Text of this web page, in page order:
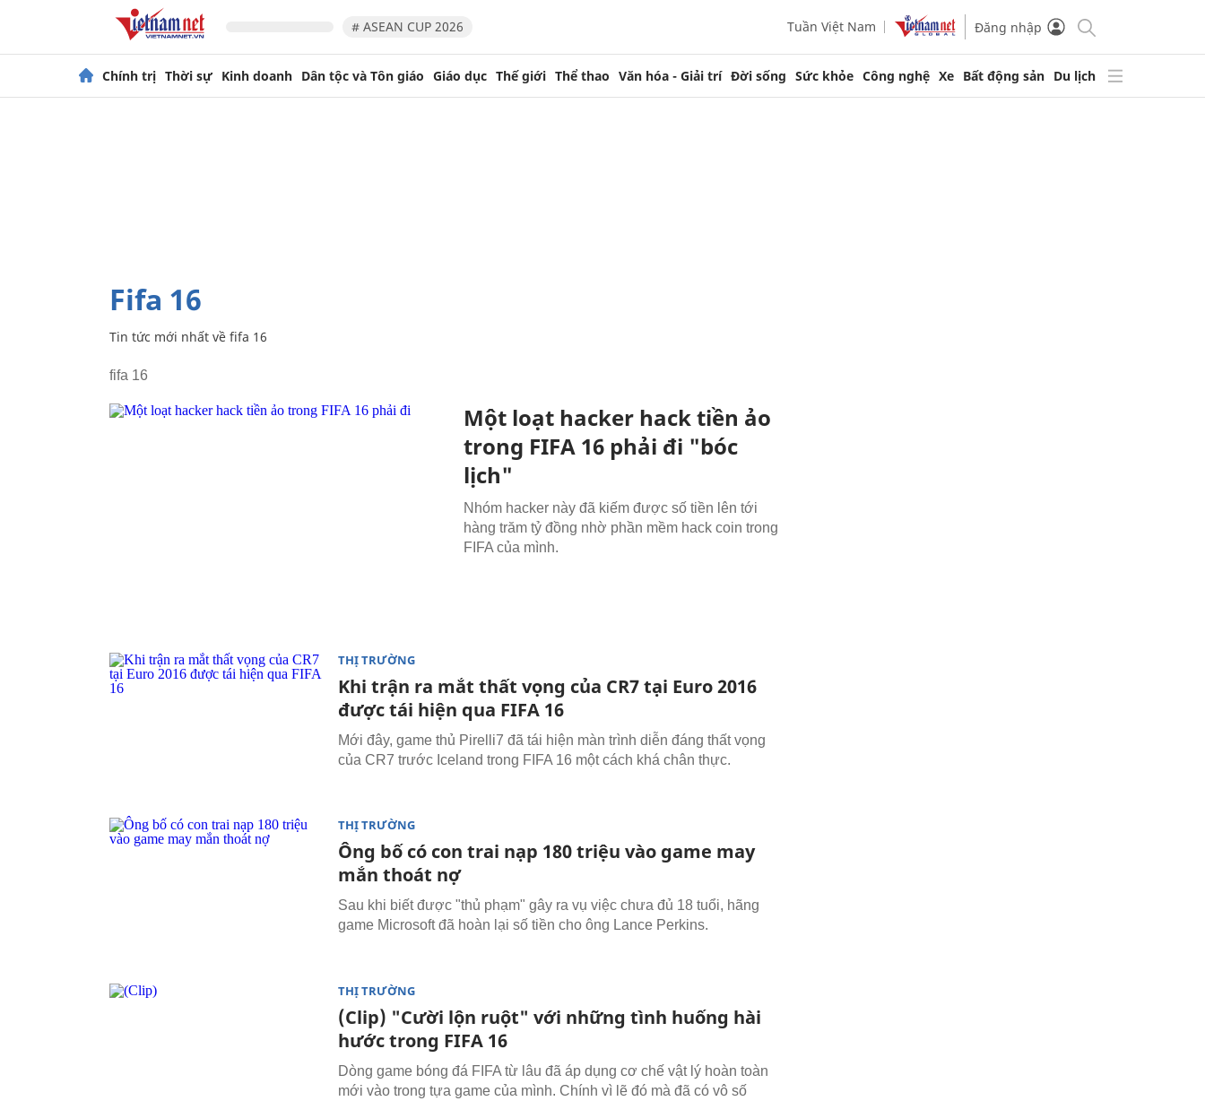
# ASEAN CUP 2026 Tuần Việt Nam Đăng nhập
Chính trị Thời sự Kinh doanh Dân tộc và Tôn giáo Giáo dục Thế giới Thể thao Văn hóa - Giải trí Đời sống Sức khỏe Công nghệ Xe Bất động sản Du lịch
fifa 16
Tin tức mới nhất về fifa 16
fifa 16
Một loạt hacker hack tiền ảo
trong FIFA 16 phải đi "bóc
lịch"
Nhóm hacker này đã kiếm được số tiền lên tới
hàng trăm tỷ đồng nhờ phần mềm hack coin trong
FIFA của mình.
THỊ TRƯỜNG
Khi trận ra mắt thất vọng của CR7 tại Euro 2016
được tái hiện qua FIFA 16
Mới đây, game thủ Pirelli7 đã tái hiện màn trình diễn đáng thất vọng
của CR7 trước Iceland trong FIFA 16 một cách khá chân thực.
THỊ TRƯỜNG
Ông bố có con trai nạp 180 triệu vào game may
mắn thoát nợ
Sau khi biết được "thủ phạm" gây ra vụ việc chưa đủ 18 tuổi, hãng
game Microsoft đã hoàn lại số tiền cho ông Lance Perkins.
THỊ TRƯỜNG
(Clip) "Cười lộn ruột" với những tình huống hài
hước trong FIFA 16
Dòng game bóng đá FIFA từ lâu đã áp dụng cơ chế vật lý hoàn toàn
mới vào trong tựa game của mình. Chính vì lẽ đó mà đã có vô số